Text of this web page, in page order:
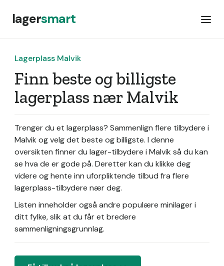
lagersmart
Lagerplass Malvik
Finn beste og billigste
lagerplass nær Malvik
Trenger du et lagerplass? Sammenlign flere tilbydere i
Malvik og velg det beste og billigste. I denne
oversikten finner du lager-tilbydere i Malvik så du kan
se hva de er gode på. Deretter kan du klikke deg
videre og hente inn uforpliktende tilbud fra flere
lagerplass-tilbydere nær deg.
Listen inneholder også andre populære minilager i
ditt fylke, slik at du får et bredere
sammenligningsgrunnlag.